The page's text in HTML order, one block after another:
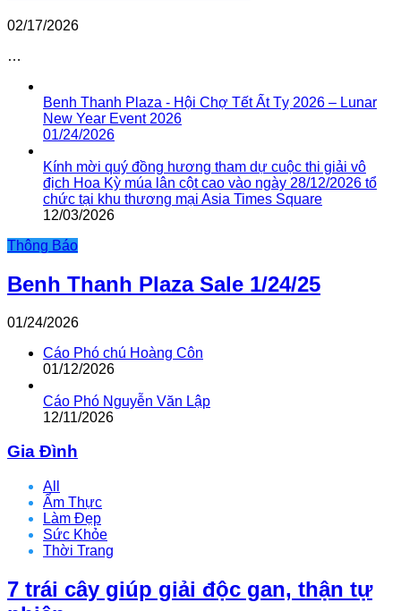
02/17/2026
…
Benh Thanh Plaza - Hội Chợ Tết Ất Tỵ 2026 – Lunar
New Year Event 2026
01/24/2026
Kính mời quý đồng hương tham dự cuộc thi giải vô
địch Hoa Kỳ múa lân cột cao vào ngày 28/12/2026 tổ
chức tại khu thương mại Asia Times Square
12/03/2026
Thông Báo
Benh Thanh Plaza Sale 1/24/25
01/24/2026
Cáo Phó chú Hoàng Côn
01/12/2026
Cáo Phó Nguyễn Văn Lập
12/11/2026
Gia Đình
All
Ẩm Thực
Làm Đẹp
Sức Khỏe
Thời Trang
7 trái cây giúp giải độc gan, thận tự